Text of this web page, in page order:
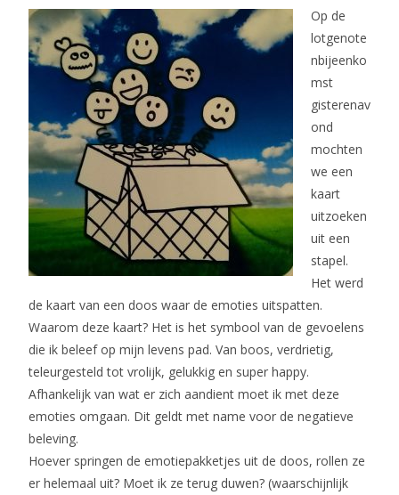
Op de
lotgenote
nbijeenko
mst
gisterenav
ond
mochten
we een
kaart
uitzoeken
uit een
stapel.
Het werd
de kaart van een doos waar de emoties uitspatten.
Waarom deze kaart? Het is het symbool van de gevoelens
die ik beleef op mijn levens pad. Van boos, verdrietig,
teleurgesteld tot vrolijk, gelukkig en super happy.
Afhankelijk van wat er zich aandient moet ik met deze
emoties omgaan. Dit geldt met name voor de negatieve
beleving.
Hoever springen de emotiepakketjes uit de doos, rollen ze
er helemaal uit? Moet ik ze terug duwen? (waarschijnlijk